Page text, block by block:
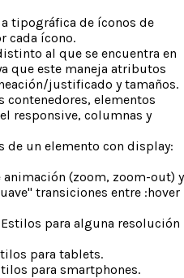
tipográfica de íconos de
cada ícono.
al que se encuentra en
que este maneja atributos
justificado y tamaños.
contenedores, elementos
responsive, columnas y
de un elemento con display:
animación (zoom, zoom-out) y
transiciones entre :hover
Estilos para alguna resolución
para tablets.
para smartphones.